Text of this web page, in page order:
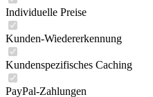
Individuelle Preise
Kunden-Wiedererkennung
Kundenspezifisches Caching
PayPal-Zahlungen